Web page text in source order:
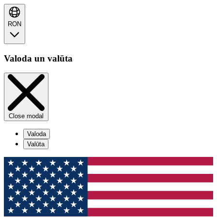
RON
Valoda un valūta
Close modal
Valoda
Valūta